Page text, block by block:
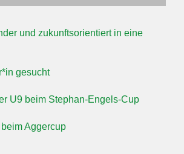
und zukunftsorientiert in eine
gesucht
U9 beim Stephan-Engels-Cup
Aggercup